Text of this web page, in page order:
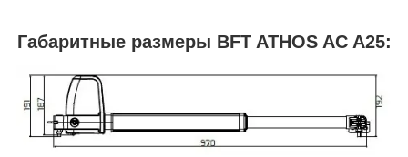
Габаритные размеры BFT ATHOS AC A25: